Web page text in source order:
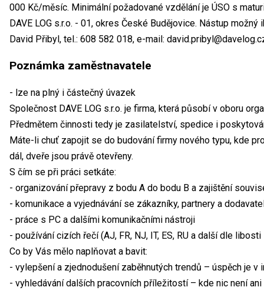
000 Kč/měsíc. Minimální požadované vzdělání je ÚSO s
DAVE LOG s.r.o. - 01, okres České Budějovice. Nástup
David Přibyl, tel.: 608 582 018, e-mail:
Poznámka zaměstnavatele
- lze na plný i částečný úvazek
Společnost DAVE LOG s.r.o. je firma, která působí v oboru
Předmětem činnosti tedy je zasilatelství, spedice i
Máte-li chuť zapojit se do budování firmy nového typu, kde
dál, dveře jsou právě otevřeny.
S čím se při práci setkáte:
- organizování přepravy z bodu A do bodu B a zajištění
- komunikace a vyjednávání se zákazníky, partnery a
- práce s PC a dalšími komunikačními nástroji
- používání cizích řečí (AJ, FR, NJ, IT, ES, RU a další dle
Co by Vás mělo naplňovat a bavit:
- vylepšení a zjednodušení zaběhnutých trendů – úspěch je v
- vyhledávání dalších pracovních příležitostí – kde nic není